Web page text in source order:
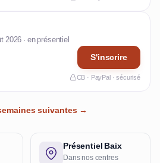
2026 · en présentiel
S'inscrire
CB · PayPal · sécurisé
suivantes →
Présentiel Baix
Dans nos centres